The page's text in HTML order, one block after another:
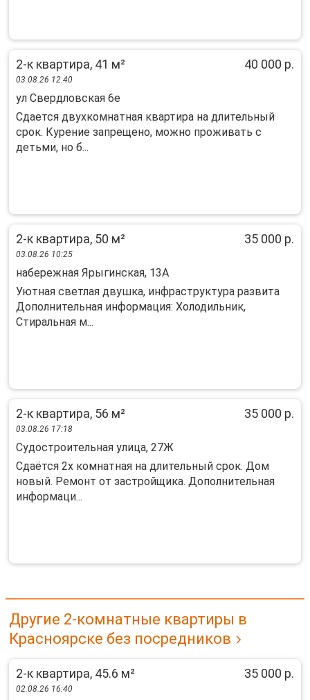
2-к квартира, 41 м² 40 000 р.
03.08.26 12:40
ул Свердловская 6е
Сдается двухкомнатная квартира на длительный
срок. Курение запрещено, можно проживать с
детьми, но б...
2-к квартира, 50 м² 35 000 р.
03.08.26 10:25
набережная Ярыгинская, 13А
Уютная светлая двушка, инфраструктура развита
Дополнительная информация: Холодильник,
Стиральная м...
2-к квартира, 56 м² 35 000 р.
03.08.26 17:18
Судостроительная улица, 27Ж
Сдаётся 2х комнатная на длительный срок. Дом
новый. Ремонт от застройщика. Дополнительная
информаци...
Другие 2-комнатные квартиры в
Красноярске без посредников
2-к квартира, 45.6 м² 35 000 р.
02.08.26 16:40